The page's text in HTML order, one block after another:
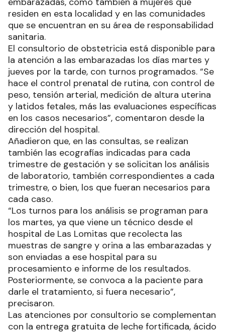
residen en esta localidad y en las comunidades
que se encuentran en su área de responsabilidad
sanitaria.
El consultorio de obstetricia está disponible para
la atención a las embarazadas los días martes y
jueves por la tarde, con turnos programados. “Se
hace el control prenatal de rutina, con control de
peso, tensión arterial, medición de altura uterina
y latidos fetales, más las evaluaciones específicas
en los casos necesarios”, comentaron desde la
dirección del hospital.
Añadieron que, en las consultas, se realizan
también las ecografías indicadas para cada
trimestre de gestación y se solicitan los análisis
de laboratorio, también correspondientes a cada
trimestre, o bien, los que fueran necesarios para
cada caso.
“Los turnos para los análisis se programan para
los martes, ya que viene un técnico desde el
hospital de Las Lomitas que recolecta las
muestras de sangre y orina a las embarazadas y
son enviadas a ese hospital para su
procesamiento e informe de los resultados.
Posteriormente, se convoca a la paciente para
darle el tratamiento, si fuera necesario”,
precisaron.
Las atenciones por consultorio se complementan
con la entrega gratuita de leche fortificada, ácido